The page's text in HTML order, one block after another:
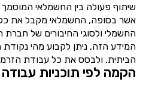
שיתוף פעולה בין החשמלאי
אשר בסופה, החשמלאי מקבל את
החשמלי ולסוגי החיבורים של
המידע הזה, ניתן לקבוע מהי
הביתית. ולבסס את כל עבודת
הקמה לפי תוכניות עבודה